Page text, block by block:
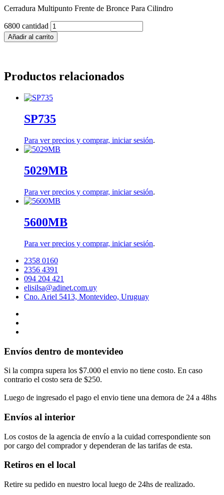
Cerradura Multipunto Frente de Bronce Para Cilindro
6800 cantidad
Añadir al carrito
Productos relacionados
SP735
Para ver precios y comprar, iniciar sesión.
5029MB
Para ver precios y comprar, iniciar sesión.
5600MB
Para ver precios y comprar, iniciar sesión.
2358 0160
2356 4391
094 204 421
elisilsa@adinet.com.uy
Cno. Ariel 5413, Montevideo, Uruguay
Envíos dentro de montevideo
Si la compra supera los $7.000 el envio no tiene costo. En caso
contrario el costo sera de $250.
Luego de ingresado el pago el envio tiene una demora de 24 a 48hs
Envíos al interior
Los costos de la agencia de envío a la cuidad correspondiente son
por cargo del comprador y dependeran de las tarifas de esta.
Retiros en el local
Retire su pedido en nuestro local luego de 24hs de realizado.